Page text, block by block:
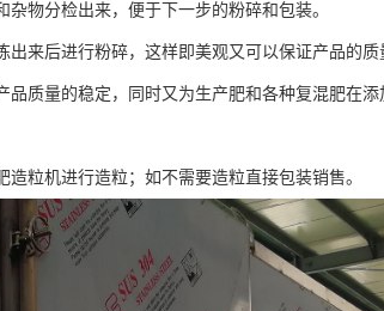
物分检出来，便于下一步的粉碎和包装。
来后进行粉碎，这样即美观又可以保证产品的质
品质量的稳定，同时又为生产肥和各种复混肥在
粒机进行造粒；如不需要造粒直接包装销售。